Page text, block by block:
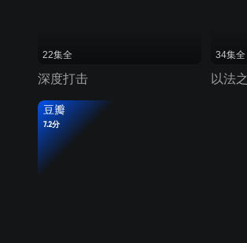
22集全
深度打击
34集全
以法
豆瓣
7.2分